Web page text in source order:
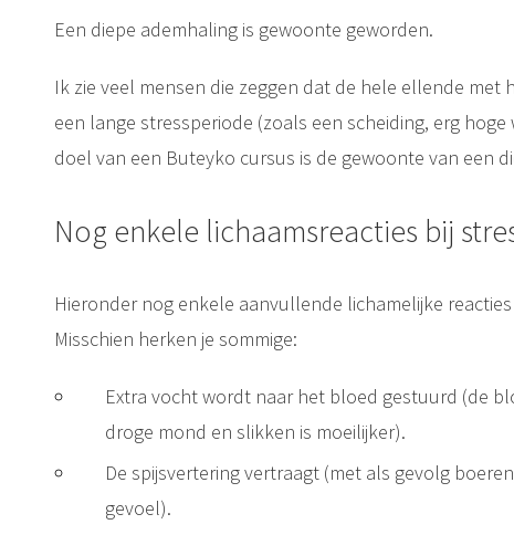
Een diepe ademhaling is gewoonte geworden.
Ik zie veel mensen die zeggen dat de hele ellende met
een lange stressperiode (zoals een scheiding, erg
doel van een Buteyko cursus is de gewoonte van een
Nog enkele lichaamsreacties bij
Hieronder nog enkele aanvullende lichamelijke
Misschien herken je sommige:
Extra vocht wordt naar het bloed gestuurd (de
droge mond en slikken is moeilijker).
De spijsvertering vertraagt (met als gevolg
gevoel).